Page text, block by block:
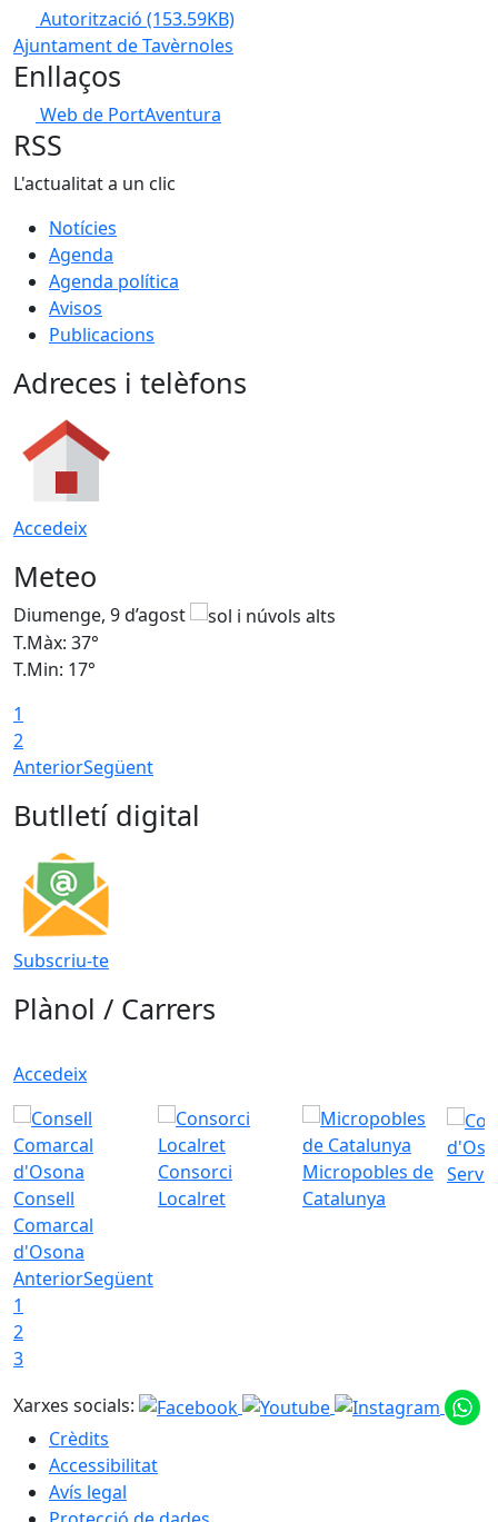
Autorització (153.59KB)
Ajuntament de Tavèrnoles
Enllaços
Web de PortAventura
RSS
L'actualitat a un clic
Notícies
Agenda
Agenda política
Avisos
Publicacions
Adreces i telèfons
Accedeix
Meteo
Diumenge, 9 d’agost
T.Màx: 37°
T.Min: 17°
1
2
AnteriorSegüent
Butlletí digital
Subscriu-te
Plànol / Carrers
Accedeix
Consell
Comarcal
d'Osona
Consorci
Localret
Micropobles de
Catalunya
AnteriorSegüent
1
2
3
Xarxes socials:
Crèdits
Accessibilitat
Avís legal